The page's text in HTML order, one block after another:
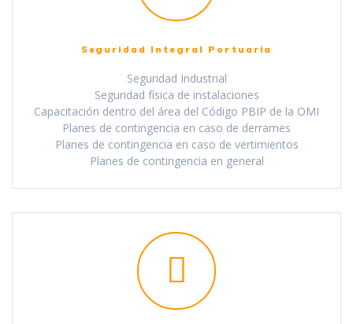
Seguridad Integral Portuaria
Seguridad Industrial
Seguridad física de instalaciones
Capacitación dentro del área del Código PBIP de la OMI
Planes de contingencia en caso de derrames
Planes de contingencia en caso de vertimientos
Planes de contingencia en general